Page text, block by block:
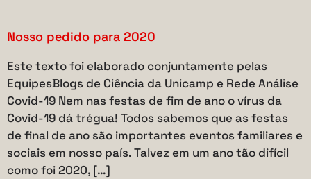
Nosso pedido para 2020
Este texto foi elaborado conjuntamente pelas
EquipesBlogs de Ciência da Unicamp e Rede Análise
Covid-19 Nem nas festas de fim de ano o vírus da
Covid-19 dá trégua! Todos sabemos que as festas
de final de ano são importantes eventos familiares e
sociais em nosso país. Talvez em um ano tão difícil
como foi 2020, […]